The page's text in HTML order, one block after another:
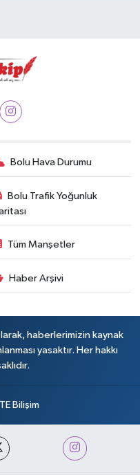
Bolu Hava Durumu
Bolu Trafik Yoğunluk
Tüm Manşetler
Haber Arşivi
haberlerimizin kaynak
yasaktır. Her hakkı
TE Bilişim